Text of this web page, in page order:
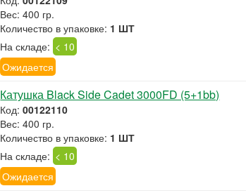
Вес: 400 гр.
Количество в упаковке: 1 ШТ
На складе: < 10
Ожидается
Катушка Black Side Cadet 3000FD (5+1bb)
Код:00122110
Вес: 400 гр.
Количество в упаковке: 1 ШТ
На складе: < 10
Ожидается